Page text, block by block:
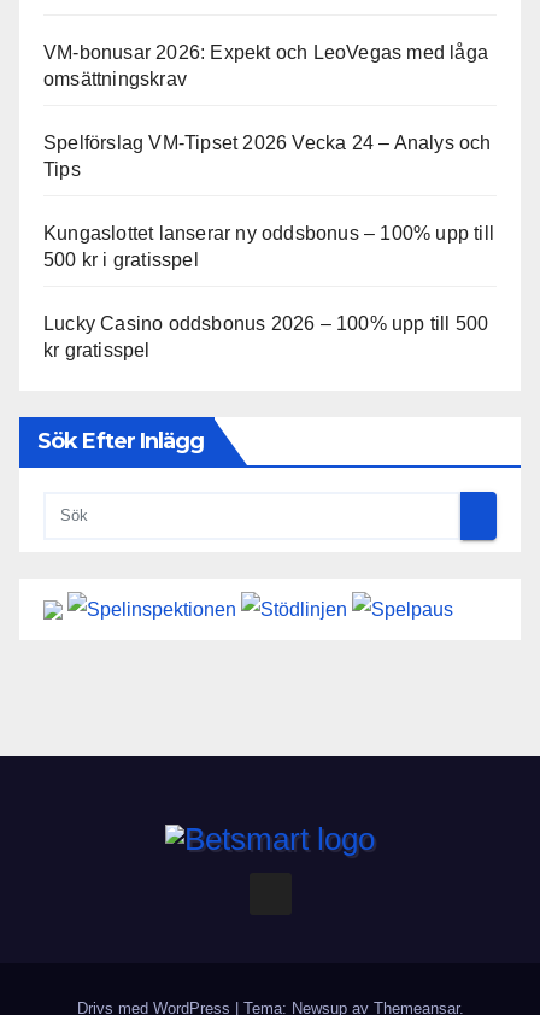
VM-bonusar 2026: Expekt och LeoVegas med låga
omsättningskrav
Spelförslag VM-Tipset 2026 Vecka 24 – Analys och
Tips
Kungaslottet lanserar ny oddsbonus – 100% upp till
500 kr i gratisspel
Lucky Casino oddsbonus 2026 – 100% upp till 500
kr gratisspel
Sök Efter Inlägg
Drivs med WordPress | Tema: Newsup av Themeansar.